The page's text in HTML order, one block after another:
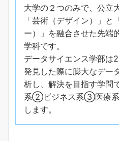
大学の２つのみで、公立
「芸術（デザイン）」と
ー）」を融合させた先端
学科です。
データサイエンス学部は
発見した際に膨大なデー
析し、解決を目指す学
系②ビジネス系③医療系
します。